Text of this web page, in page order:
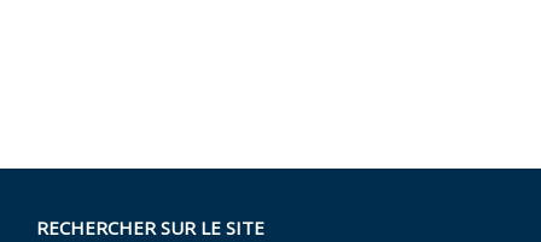
RECHERCHER SUR LE SITE